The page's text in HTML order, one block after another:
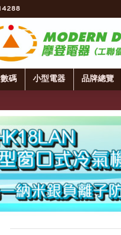
碼 小型電器 品牌總覽